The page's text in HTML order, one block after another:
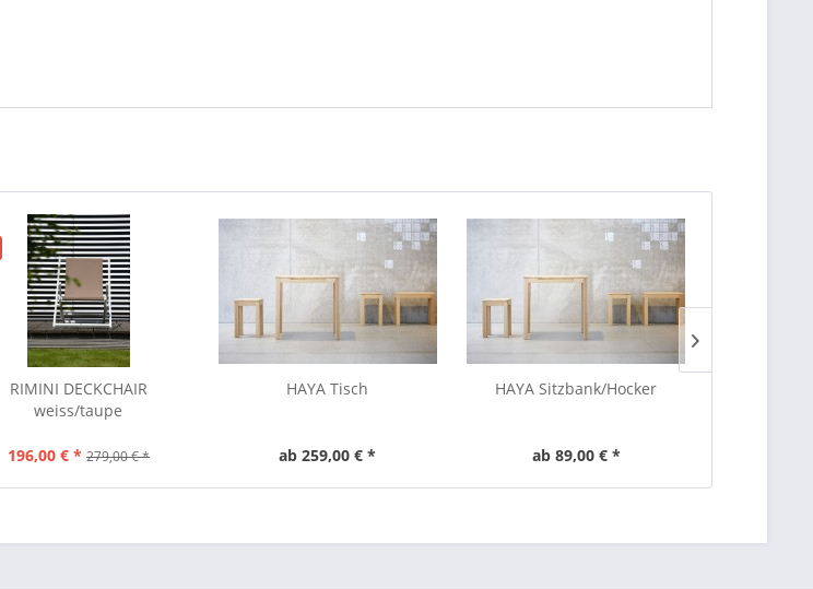
RIMINI DECKCHAIR
weiss/taupe
196,00 € * 279,00 € *
HAYA Tisch
ab 259,00 € *
HAYA Sitzbank/Hocker
ab 89,00 € *